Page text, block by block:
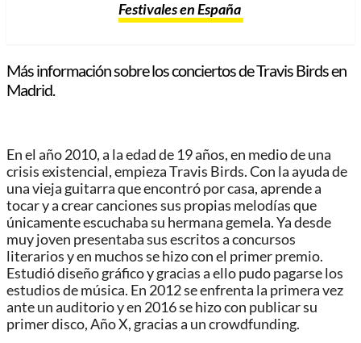
Festivales en España
Más información sobre los conciertos de Travis Birds en
Madrid.
En el año 2010, a la edad de 19 años, en medio de una
crisis existencial, empieza Travis Birds. Con la ayuda de
una vieja guitarra que encontró por casa, aprende a
tocar y a crear canciones sus propias melodías que
únicamente escuchaba su hermana gemela. Ya desde
muy joven presentaba sus escritos a concursos
literarios y en muchos se hizo con el primer premio.
Estudió diseño gráfico y gracias a ello pudo pagarse los
estudios de música. En 2012 se enfrenta la primera vez
ante un auditorio y en 2016 se hizo con publicar su
primer disco, Año X, gracias a un crowdfunding.